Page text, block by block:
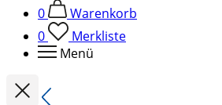
0
Warenkorb
0
Merkliste
Menü